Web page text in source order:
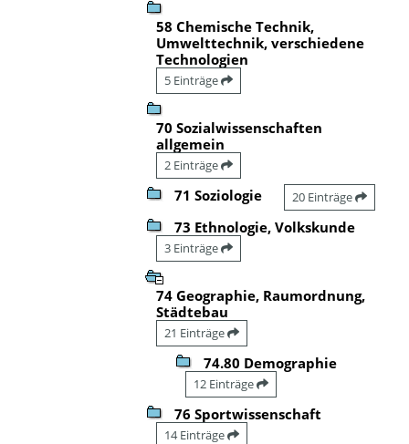
58 Chemische Technik,
Umwelttechnik, verschiedene
Technologien
5 Einträge
70 Sozialwissenschaften
allgemein
2 Einträge
71 Soziologie 20 Einträge
73 Ethnologie, Volkskunde
3 Einträge
74 Geographie, Raumordnung,
Städtebau
21 Einträge
74.80 Demographie
12 Einträge
76 Sportwissenschaft
14 Einträge